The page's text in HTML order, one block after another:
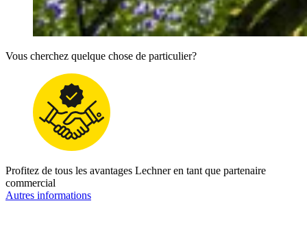
Vous cherchez quelque chose de particulier?
Profitez de tous les avantages Lechner en tant que partenaire
commercial
Autres informations